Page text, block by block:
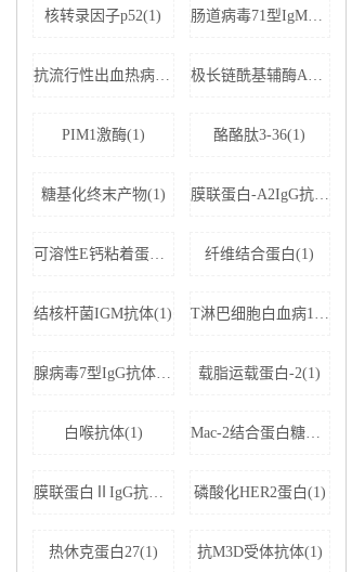
核转录因子p52(1) 肠道病毒71型IgM抗体(1)
抗流行性出血热病毒IgM抗体(1) 极长链酰基辅酶A脱氢酶(1)
PIM1激酶(1) 酪酪肽3-36(1)
糖基化终末产物(1) 膜联蛋白-A2IgG抗体(1)
可溶性E钙粘着蛋白;可溶性上皮性钙黏附蛋白(1) 纤维结合蛋白(1)
结核杆菌IGM抗体(1) T淋巴细胞白血病1+2型病毒(1)
腺病毒7型IgG抗体(1) 载脂运载蛋白-2(1)
白喉抗体(1) Mac-2结合蛋白糖基化异构体(1)
膜联蛋白ⅡIgG抗体(1) 磷酸化HER2蛋白(1)
热休克蛋白27(1) 抗M3D受体抗体(1)